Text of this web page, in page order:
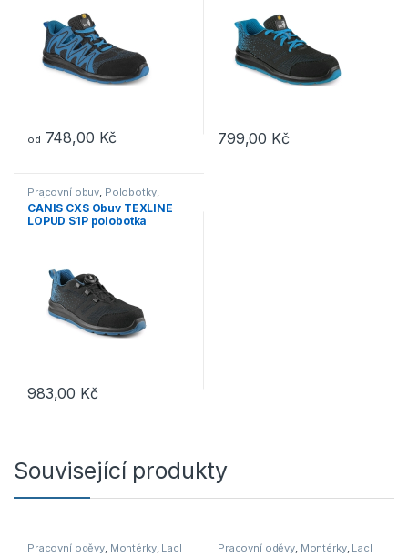
od 748,00 Kč
Tento produkt má více variant. Možnosti lze vybrat na stránce
799,00 Kč
Tento produkt má více
Pracovní obuv Polobotky,
S3/S1P
CANIS CXS Obuv TEXLINE
LOPUD S1P polobotka
983,00 Kč
Tento produkt má více variant. Možnosti lze vybrat na stránce
Související produkty
Pracovní oděvy, Montérky, Lacl Pracovní oděvy, Montérky, Lacl